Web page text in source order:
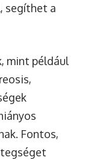
segíthet a
mint például
Fontos,